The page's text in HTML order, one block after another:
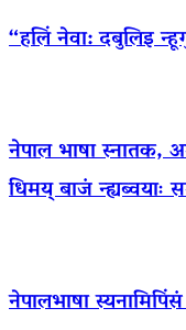
“हलिं नेवा: दबुलिइ
नेपाल भाषा स्नातक,
धिमय् बाजं न्ह्यब्वयाः
नेपालभाषा